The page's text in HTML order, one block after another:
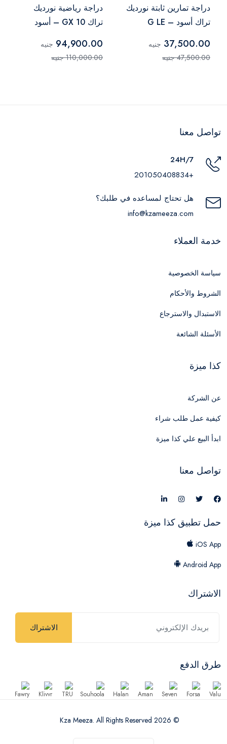
دراجة تمارين ثابتة نورديك
تراك أسود – G LE
37,500.00 جنيه
47,500.00 جنيه
دراجة رياضية نورديك
تراك GX 10 – أسود
94,900.00 جنيه
110,000.00 جنيه
تواصل معنا
24H/7
+201050408834
هل تحتاج لمساعده في طلبك؟
info@kzameeza.com
خدمة العملاء
سياسة الخصوصية
الشروط والأحكام
الاستبدال والاسترجاع
الأسئلة الشائعة
كذا ميزة
عن الشركة
كيفية عمل طلب شراء
ابدأ البيع علي كذا ميزة
تواصل معنا
حمل تطبيق كذا ميزة
iOS App
Android App
الاشتراك
الاشتراك
طرق الدفع
© 2026 Kza Meeza. All Rights Reserved